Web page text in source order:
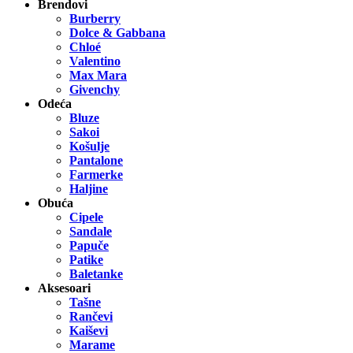
Brendovi
Burberry
Dolce & Gabbana
Chloé
Valentino
Max Mara
Givenchy
Odeća
Bluze
Sakoi
Košulje
Pantalone
Farmerke
Haljine
Obuća
Cipele
Sandale
Papuče
Patike
Baletanke
Aksesoari
Tašne
Rančevi
Kaiševi
Marame